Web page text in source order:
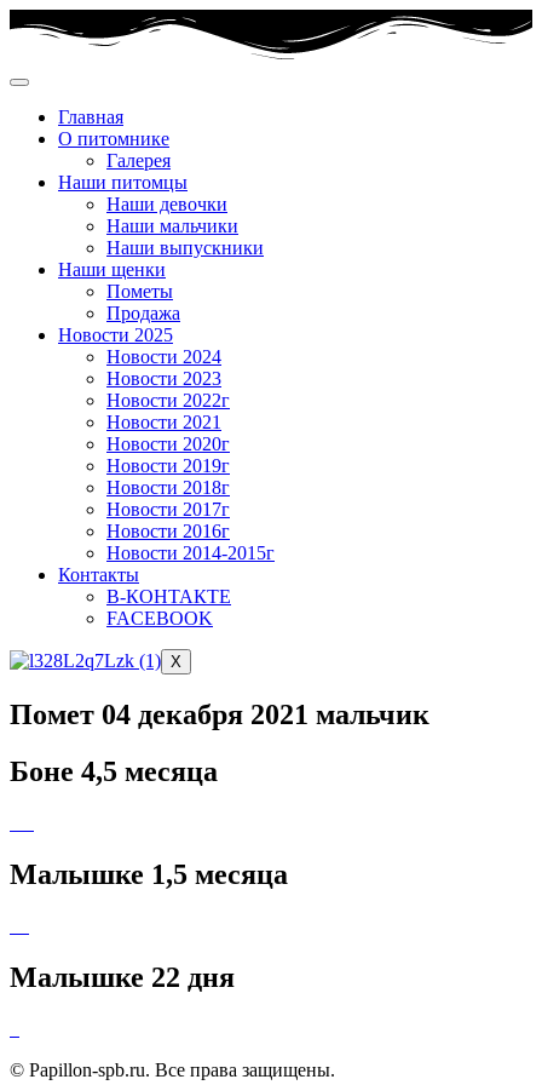
Главная
О питомнике
Галерея
Наши питомцы
Наши девочки
Наши мальчики
Наши выпускники
Наши щенки
Пометы
Продажа
Новости 2025
Новости 2024
Новости 2023
Новости 2022г
Новости 2021
Новости 2020г
Новости 2019г
Новости 2018г
Новости 2017г
Новости 2016г
Новости 2014-2015г
Контакты
В-КОНТАКТЕ
FACEBOOK
X
Помет 04 декабря 2021 мальчик
Боне 4,5 месяца
Малышке 1,5 месяца
Малышке 22 дня
© Papillon-spb.ru. Все права защищены.